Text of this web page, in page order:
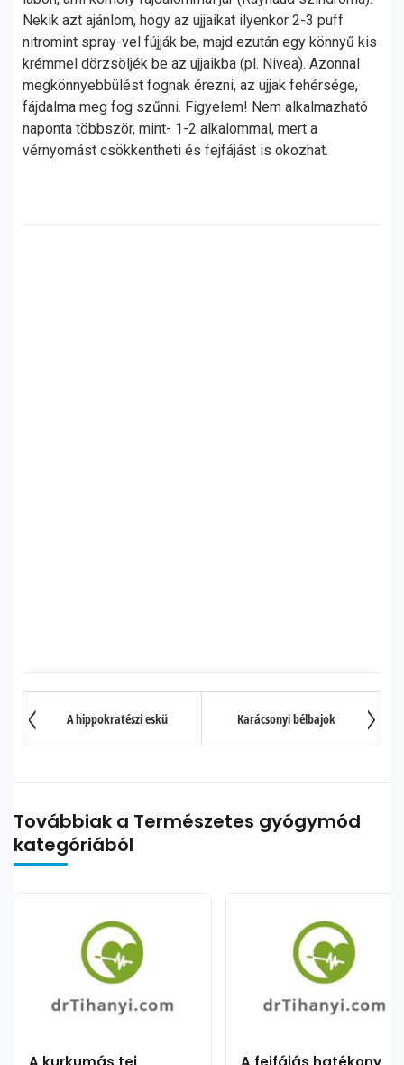
Nekik azt ajánlom, hogy az ujjaikat ilyenkor 2-3 puff
nitromint spray-vel fújják be, majd ezután egy könnyű kis
krémmel dörzsöljék be az ujjaikba (pl. Nivea). Azonnal
megkönnyebbülést fognak érezni, az ujjak fehérsége,
fájdalma meg fog szűnni. Figyelem! Nem alkalmazható
naponta többször, mint- 1-2 alkalommal, mert a
vérnyomást csökkentheti és fejfájást is okozhat.
A hippokratészi eskü Karácsonyi bélbajok
Továbbiak a Természetes gyógymód
kategóriából